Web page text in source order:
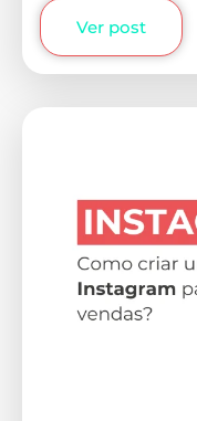
Ver post